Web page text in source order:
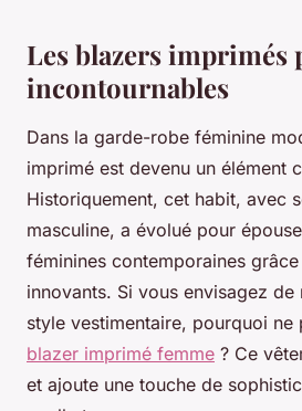
Les blazers imprimés
incontournables
Dans la garde-robe féminine
imprimé est devenu un élément
Historiquement, cet habit, avec
masculine, a évolué pour
féminines contemporaines
innovants. Si vous envisagez
style vestimentaire, pourquoi ne
blazer imprimé femme ? Ce
et ajoute une touche de